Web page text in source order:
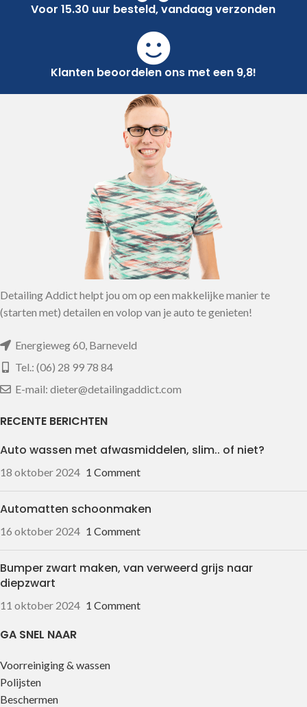
Voor 15.30 uur besteld, vandaag verzonden
Klanten beoordelen ons met een 9,8!
Detailing Addict helpt jou om op een makkelijke manier te
(starten met) detailen en volop van je auto te genieten!
Energieweg 60, Barneveld
Tel.: (06) 28 99 78 84
E-mail: dieter@detailingaddict.com
RECENTE BERICHTEN
Auto wassen met afwasmiddelen, slim.. of niet?
18 oktober 2024 1 Comment
Automatten schoonmaken
16 oktober 2024 1 Comment
Bumper zwart maken, van verweerd grijs naar
diepzwart
11 oktober 2024 1 Comment
GA SNEL NAAR
Voorreiniging & wassen
Polijsten
Beschermen